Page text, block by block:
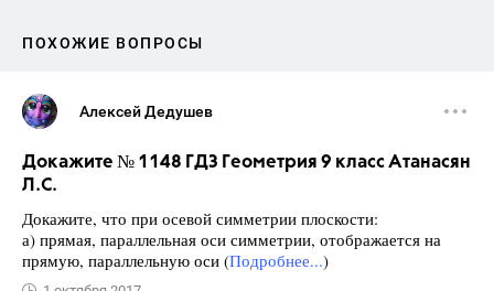
ПОХОЖИЕ ВОПРОСЫ
Алексей Дедушев
Докажите № 1148 ГДЗ Геометрия 9 класс Атанасян
Л.С.
Докажите, что при осевой симметрии плоскости:
а) прямая, параллельная оси симметрии, отображается на
прямую, параллельную оси (Подробнее...)